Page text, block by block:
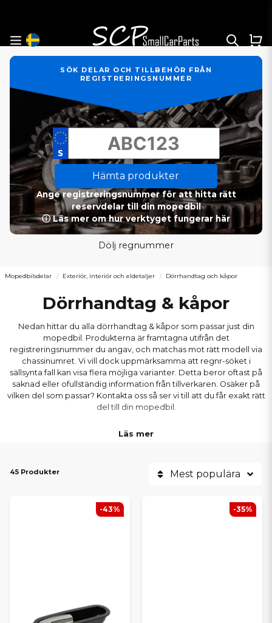
SÖK DELAR OCH TILLBEHÖR FRÅN
REGISTRERINGSNUMMER
Hämta produkter
Ange registreringsnummer för att hitta rätt
reservdelar till din mopedbil
ⓘ Läs mer om hur verktyget fungerar här
Dölj regnummer
Mopedbilsdelar Exteriör, interiör och eldetaljer Dörrhandtag och kåpor
Dörrhandtag & kåpor
Nedan hittar du alla dörrhandtag & kåpor som passar just din
mopedbil. Produkterna är framtagna utifrån det
registreringsnummer du angav, och matchas mot rätt modell via
chassinumret. Vi vill dock uppmärksamma att regnr-söket i
sällsynta fall kan visa flera möjliga varianter. Detta beror oftast på
saknad eller ofullständig information från tillverkaren. Osäker på
vilken del som passar? Kontakta oss så ser vi till att du får exakt rätt
del till din mopedbil.
Läs mer
45 Produkter Mest populära
-43% -35%